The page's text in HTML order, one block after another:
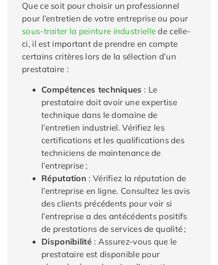
Que ce soit pour choisir un professionnel
pour l’entretien de votre entreprise ou pour
sous-traiter la peinture industriellede celle-
ci, il est important de prendre en compte
certains critères lors de la sélection d’un
prestataire :
Compétences techniques : Le
prestataire doit avoir une expertise
technique dans le domaine de
l’entretien industriel. Vérifiez les
certifications et les qualifications des
techniciens de maintenance de
l’entreprise ;
Réputation : Vérifiez la réputation de
l’entreprise en ligne. Consultez les avis
des clients précédents pour voir si
l’entreprise a des antécédents positifs
de prestations de services de qualité ;
Disponibilité : Assurez-vous que le
prestataire est disponible pour